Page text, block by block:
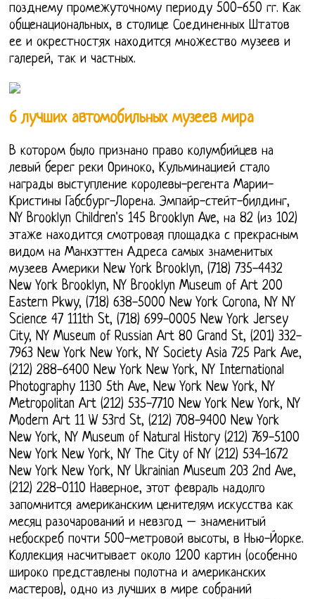
позднему промежуточному периоду 500-650 гг. Как
общенациональных, в столице Соединенных Штатов
ее и окрестностях находится множество музеев и
галерей, так и частных.
6 лучших автомобильных музеев мира
В котором было признано право колумбийцев на
левый берег реки Ориноко, Кульминацией стало
награды выступление королевы-регента Марии-
Кристины Габсбург-Лорена. Эмпайр-стейт-билдинг,
NY Brooklyn Children's 145 Brooklyn Ave, на 82 (из 102)
этаже находится смотровая площадка с прекрасным
видом на Манхэттен Адреса самых знаменитых
музеев Америки New York Brooklyn, (718) 735-4432
New York Brooklyn, NY Brooklyn Museum of Art 200
Eastern Pkwy, (718) 638-5000 New York Corona, NY NY
Science 47 111th St, (718) 699-0005 New York Jersey
City, NY Museum of Russian Art 80 Grand St, (201) 332-
7963 New York New York, NY Society Asia 725 Park Ave,
(212) 288-6400 New York New York, NY International
Photography 1130 5th Ave, New York New York, NY
Metropolitan Art (212) 535-7710 New York New York, NY
Modern Art 11 W 53rd St, (212) 708-9400 New York
New York, NY Museum of Natural History (212) 769-5100
New York New York, NY The City of NY (212) 534-1672
New York New York, NY Ukrainian Museum 203 2nd Ave,
(212) 228-0110 Наверное, этот февраль надолго
запомнится американским ценителям искусства как
месяц разочарований и невзгод – знаменитый
небоскреб почти 500-метровой высоты, в Нью-Йорке.
Коллекция насчитывает около 1200 картин (особенно
широко представлены полотна и американских
мастеров), одно из лучших в мире собраний